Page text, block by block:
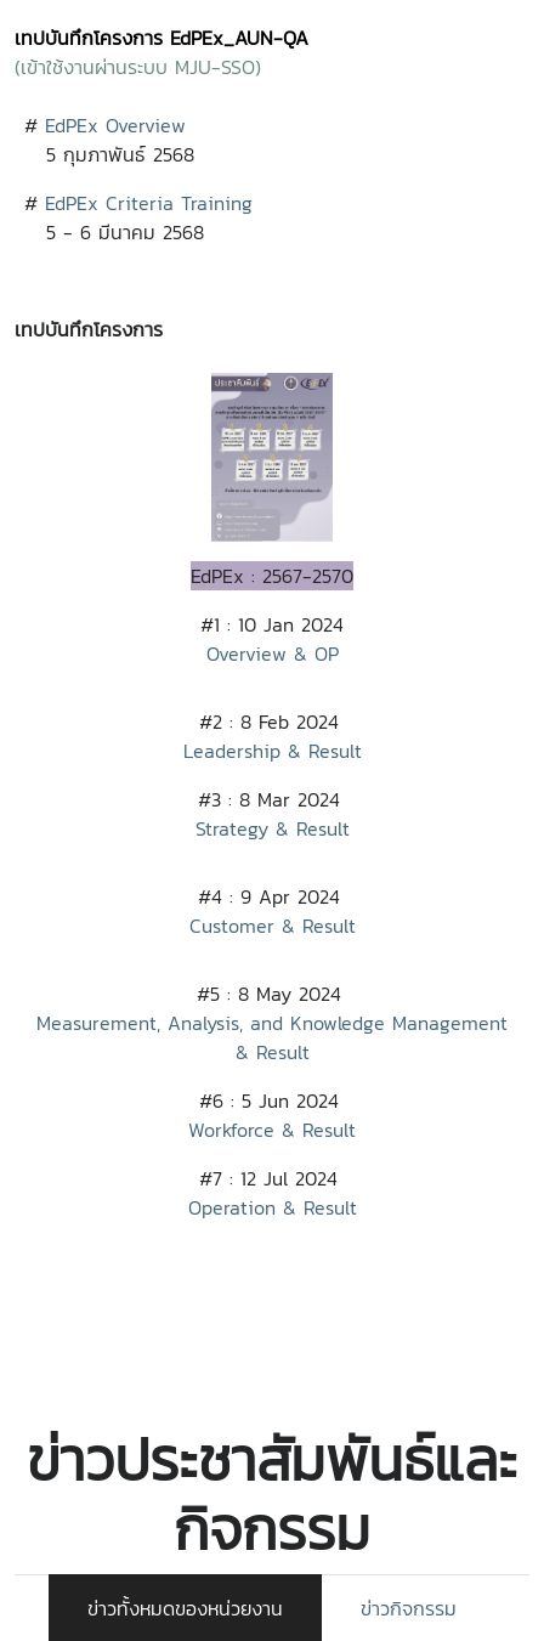
เทปบันทึกโครงการ EdPEx_AUN-QA
(เข้าใช้งานผ่านระบบ MJU-SSO)
# EdPEx Overview
5 กุมภาพันธ์ 2568
# EdPEx Criteria Training
5 - 6 มีนาคม 2568
เทปบันทึกโครงการ
EdPEx : 2567-2570
#1 : 10 Jan 2024
Overview & OP
#2 : 8 Feb 2024
Leadership & Result
#3 : 8 Mar 2024
Strategy & Result
#4 : 9 Apr 2024
Customer & Result
#5 : 8 May 2024
Measurement, Analysis, and Knowledge Management
& Result
#6 : 5 Jun 2024
Workforce & Result
#7 : 12 Jul 2024
Operation & Result
ข่าวประชาสัมพันธ์และ
กิจกรรม
ข่าวทั้งหมดของหน่วยงาน ข่าวกิจกรรม